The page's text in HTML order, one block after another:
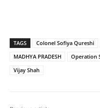
TAGS Colonel Sofiya Qureshi
MADHYA PRADESH
Operation
Vijay Shah